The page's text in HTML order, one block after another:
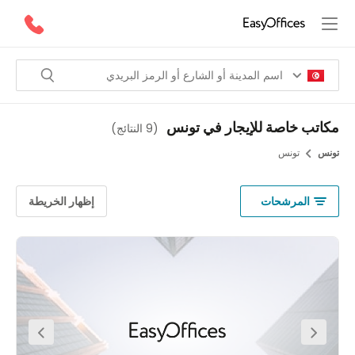
خاصة للإيجار في تونس (9 النتائج )
تونس
المرشحات إظهار الخريطة